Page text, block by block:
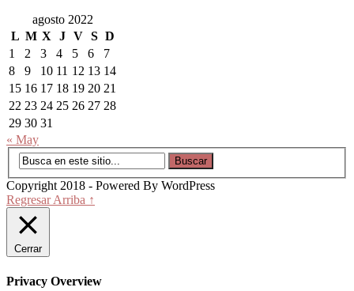
agosto 2022
L M X J V S D
1
2 3 4 5 6
7
8
9 10 11 12 13 14
15 16 17 18 19 20 21
22 23 24 25 26 27 28
29 30 31
« May
Copyright 2018 - Powered By WordPress
Regresar Arriba ↑
Cerrar
Privacy Overview